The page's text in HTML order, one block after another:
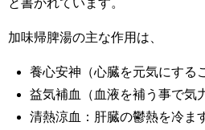
と書かれています。
加味帰脾湯の主な作用は、
養心安神（心臓を元気にする
益気補血（血液を補う事で気
清熱涼血：肝臓の鬱熱を冷ま